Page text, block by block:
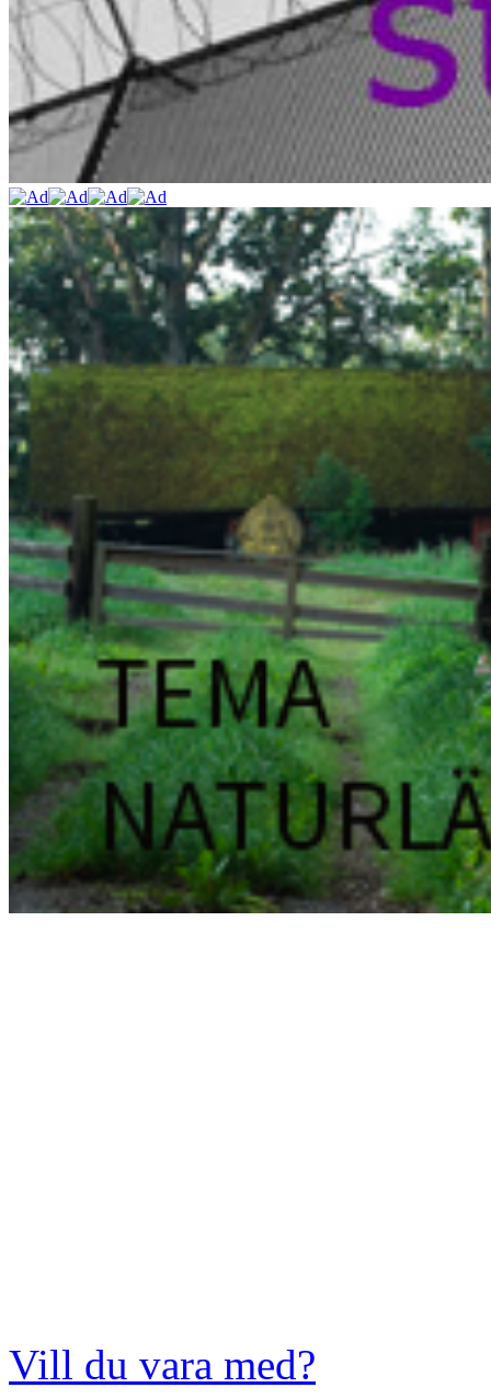
Vill du vara med?